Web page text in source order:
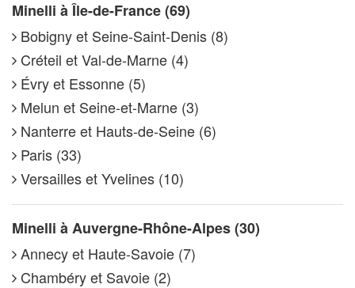
Minelli à Île-de-France (69)
Bobigny et Seine-Saint-Denis (8)
Créteil et Val-de-Marne (4)
Évry et Essonne (5)
Melun et Seine-et-Marne (3)
Nanterre et Hauts-de-Seine (6)
Paris (33)
Versailles et Yvelines (10)
Minelli à Auvergne-Rhône-Alpes (30)
Annecy et Haute-Savoie (7)
Chambéry et Savoie (2)